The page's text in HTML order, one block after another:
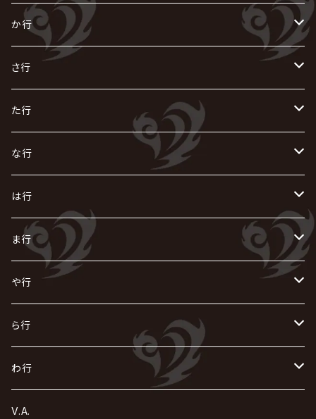
あ
R指定
AIOLIN
ACME / アクメ
浅葱 / ASAGI
Azavana
Acid Black Cherry
い
IKUO
exist†trace
Initial'L
INORAN
色々な十字架
168 / 葵-168-
う
VIRGE / ヴァージュ
Waive
Versailles
え
ACE OF SPADES
X JAPAN
LSN / The LEGENDARY SIX NINE
お
AURORIZE
OFIAM
か行
か
怪人二十面奏
Kαin
GACKT
KAKUMAY
the GazettE
GOTCHAROCKA
き
KISAKI
キズ
KiD
KIRITO / キリト
く
Crack6
グラビティ
GRIMOIRE
け
[ kei ] / 圭
仮病
こ
GOATBED
ゴールデンボンバー
さ行
さ
ザアザア
The THIRTEEN
Psycho le Cému
櫻井敦司
XANVALA
し
Zeke Deux
Z CLEAR
す
Z CLEAR
超ジャシー
せ
ゼラ
零[Hz]
そ
SOPHIA
ZOMBIE / ぞんび
た行
た
DASEIN
DAIGO
ち
CHAQLA.
つ
て
D
DIAURA
と
東京花嫁
Tourbillon
な行
な
NIGHTMARE
NAZARE
に
NiEL
NICOLAS
ぬ
nurié
ね
NETH PRIERE CAIN
NEVERLAND
の
NoGoD
は行
は
heidi.
H.U.G
ひ
HERO
美炎-BIEN-
ふ
Far East Dizain
Fatüm
へ
BabyKingdom
ほ
ま行
ま
THE MICRO HEAD 4N'S
MAO / マオ from SID
み
未完成アリス
ミスイ
む
MUCC / ムック
め
や行
や
ヤミテラ / 外道反逆者ヤミテラ
ゆ
YUKIYA / 藤田幸也
よ
ら行
ら
rice
り
わ行
わ
V.A.